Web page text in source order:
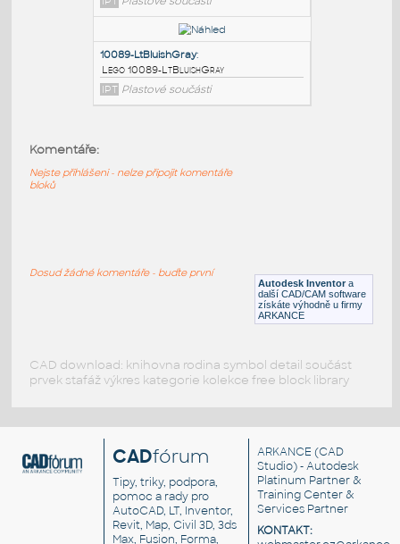
10092-LtBluishGray:
Lego 10092-LtBluishGray
IPT
Plastové součásti
Lego 10089-LtBluishGray
Autodesk Inventor a
další CAD/CAM software
získáte výhodně u firmy
ARKANCE
Komentáře:
Nejste přihlášeni - nelze připojit komentáře
bloků
Dosud žádné komentáře - buďte první
CAD download: knihovna rodina symbol detail součást
prvek stafáž výkres kategorie kolekce free block library
CADfórum
Tipy, triky, podpora,
pomoc a rady pro
AutoCAD, LT, Inventor,
Revit, Map, Civil 3D, 3ds
Max, Fusion, Forma,
ARKANCE (CAD
Studio) - Autodesk
Platinum Partner &
Training Center &
Services Partner
KONTAKT: